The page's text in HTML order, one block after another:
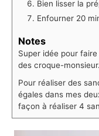
Bien lisser la
Enfourner 20
Notes
Super idée pour
des croque-monsieur.
Pour réaliser des
égales dans mes
façon à réaliser 4